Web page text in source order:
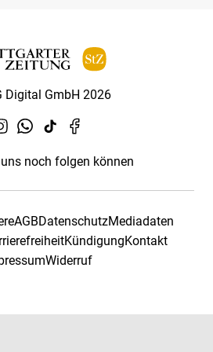
Digital GmbH 2026
noch folgen können
AGBDatenschutzMediadaten
KündigungKontakt
Widerruf